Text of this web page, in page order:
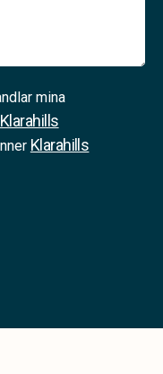
mina
Klarahills
Klarahills